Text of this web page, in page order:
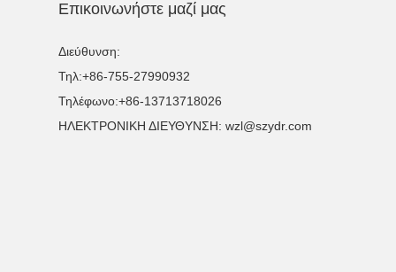
Επικοινωνήστε μαζί μας
Διεύθυνση:
Τηλ:+86-755-27990932
Τηλέφωνο:+86-13713718026
ΗΛΕΚΤΡΟΝΙΚΗ ΔΙΕΥΘΥΝΣΗ: wzl@szydr.com